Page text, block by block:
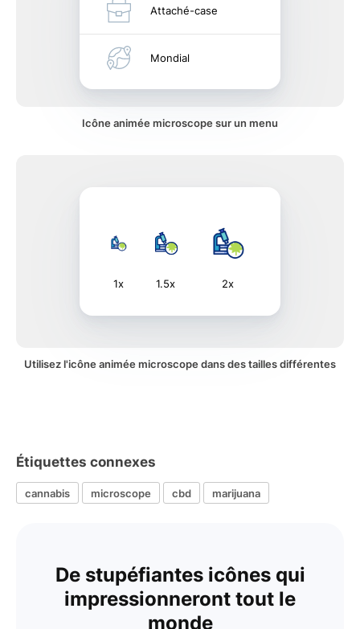
Attaché-case
Mondial
Icône animée microscope sur un menu
1x 1.5x 2x
Utilisez l'icône animée microscope dans des tailles différentes
Étiquettes connexes
cannabis microscope cbd marijuana
De stupéfiantes icônes qui
impressionneront tout le
monde